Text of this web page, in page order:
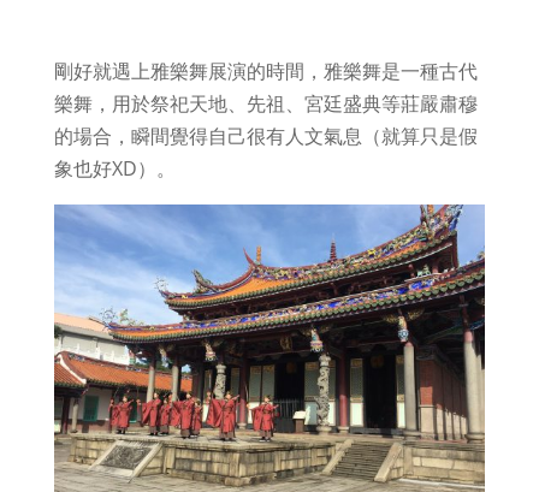
剛好就遇上雅樂舞展演的時間，雅樂舞是一種古代
樂舞，用於祭祀天地、先祖、宮廷盛典等莊嚴肅穆
的場合，瞬間覺得自己很有人文氣息（就算只是假
象也好XD）。